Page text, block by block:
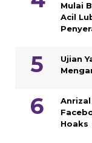
Mulai
Acil
Ujian
Hoaks